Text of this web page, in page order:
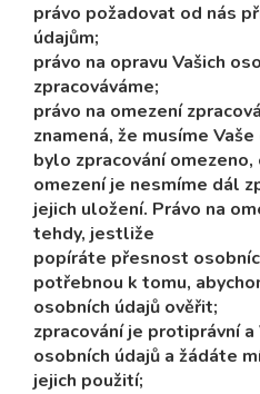
právo požadovat od nás
údajům;
právo na opravu Vašich
zpracováváme;
právo na omezení
znamená, že musíme
bylo zpracování
omezení je nesmíme dál
jejich uložení. Právo na
tehdy, jestliže
popíráte přesnost
potřebnou k tomu,
osobních údajů ověřit;
zpracování je protiprávní
osobních údajů a žádáte
jejich použití;